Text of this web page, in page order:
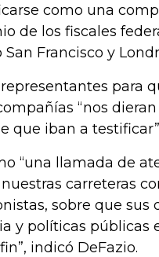
como una
de los fiscales
Francisco y
para
“nos
que iban a
“una llamada de
carreteras
sobre que sus
y políticas públicas
indicó DeFazio.